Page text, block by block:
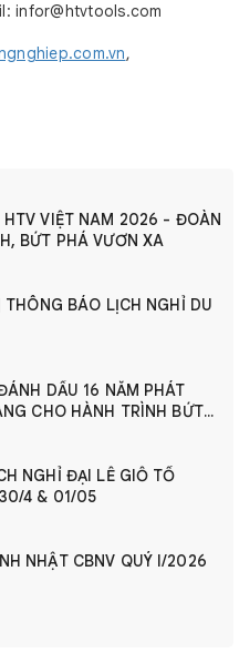
,
VIỆT NAM 2026 - ĐOÀN
BỨT PHÁ VƯƠN XA
BÁO LỊCH NGHỈ DU
DẤU 16 NĂM PHÁT
CHO HÀNH TRÌNH BỨT
NGHỈ ĐẠI LỄ GIỖ TỔ
4 & 01/05
NHẬT CBNV QUÝ I/2026